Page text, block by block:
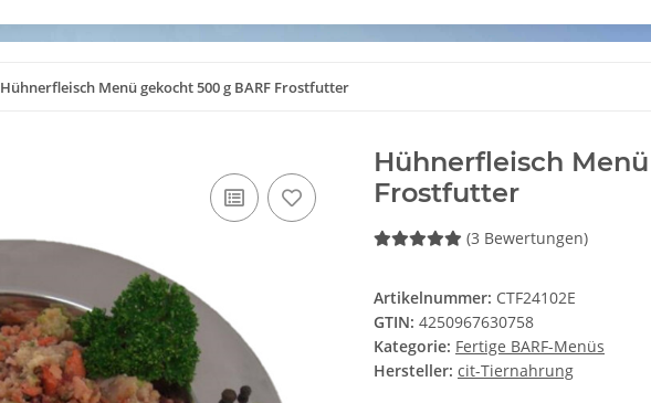
Hühnerfleisch Menü gekocht 500 g BARF Frostfutter
Hühnerfleisch
Frostfutter
(3 Bewertungen)
Artikelnummer: CTF24102E
GTIN: 4250967630758
Kategorie: Fertige BARF-Menüs
Hersteller: cit-Tiernahrung